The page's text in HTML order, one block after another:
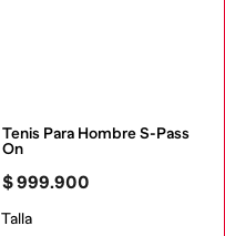
Tenis Para Hombre S-Pass
On
$999.900
Talla